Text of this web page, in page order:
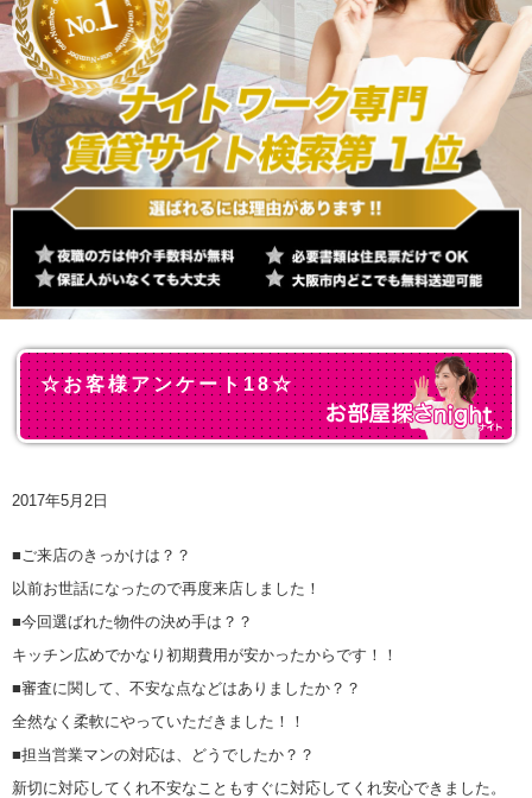
☆お客様アンケート18☆
2017年5月2日
■ご来店のきっかけは？？
以前お世話になったので再度来店しました！
■今回選ばれた物件の決め手は？？
キッチン広めでかなり初期費用が安かったからです！！
■審査に関して、不安な点などはありましたか？？
全然なく柔軟にやっていただきました！！
■担当営業マンの対応は、どうでしたか？？
新切に対応してくれ不安なこともすぐに対応してくれ安心できました。